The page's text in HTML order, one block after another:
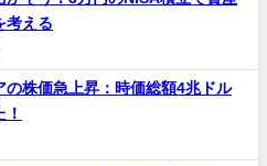
考える
の株価急上昇：時価総額4兆ドル